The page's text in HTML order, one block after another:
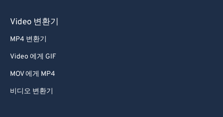
Video 변환기
MP4 변환기
Video 에게 GIF
MOV 에게 MP4
비디오 변환기